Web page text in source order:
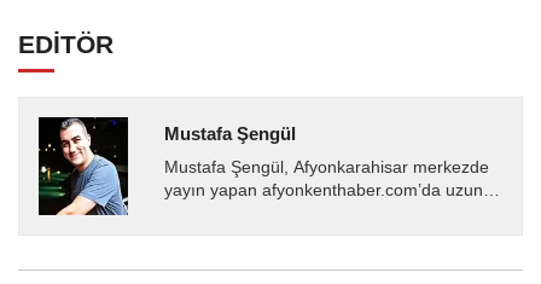
EDİTÖR
Mustafa Şengül
Mustafa Şengül, Afyonkarahisar merkezde
yayın yapan afyonkenthaber.com’da uzun
almakta, haber akışı...